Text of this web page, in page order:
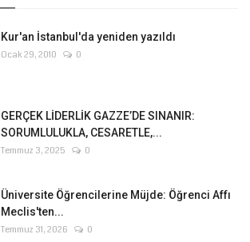
Kur'an İstanbul'da yeniden yazıldı
Ocak 29, 2010 0
GERÇEK LİDERLİK GAZZE’DE SINANIR:
SORUMLULUKLA, CESARETLE,...
Temmuz 3, 2025 0
Üniversite Öğrencilerine Müjde: Öğrenci Affı
Meclis'ten...
Temmuz 31, 2026 0